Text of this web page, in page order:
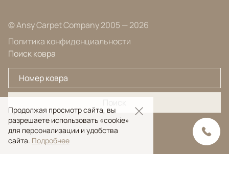
© Ansy Carpet Company 2005 — 2026
Политика конфиденциальности
Поиск ковра
Продолжая просмотр сайта, вы
разрешаете использовать «cookie»
для персонализации и удобства
сайта. Подробнее